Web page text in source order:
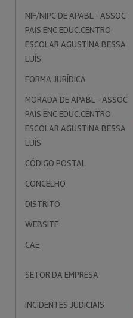
NIF/NIPC DE APABL - ASSOC
PAIS ENC.EDUC.CENTRO
ESCOLAR AGUSTINA BESSA
LUÍS
FORMA JURÍDICA
MORADA DE APABL - ASSOC
PAIS ENC.EDUC.CENTRO
ESCOLAR AGUSTINA BESSA
LUÍS
CÓDIGO POSTAL
CONCELHO
DISTRITO
WEBSITE
CAE
SETOR DA EMPRESA
INCIDENTES JUDICIAIS